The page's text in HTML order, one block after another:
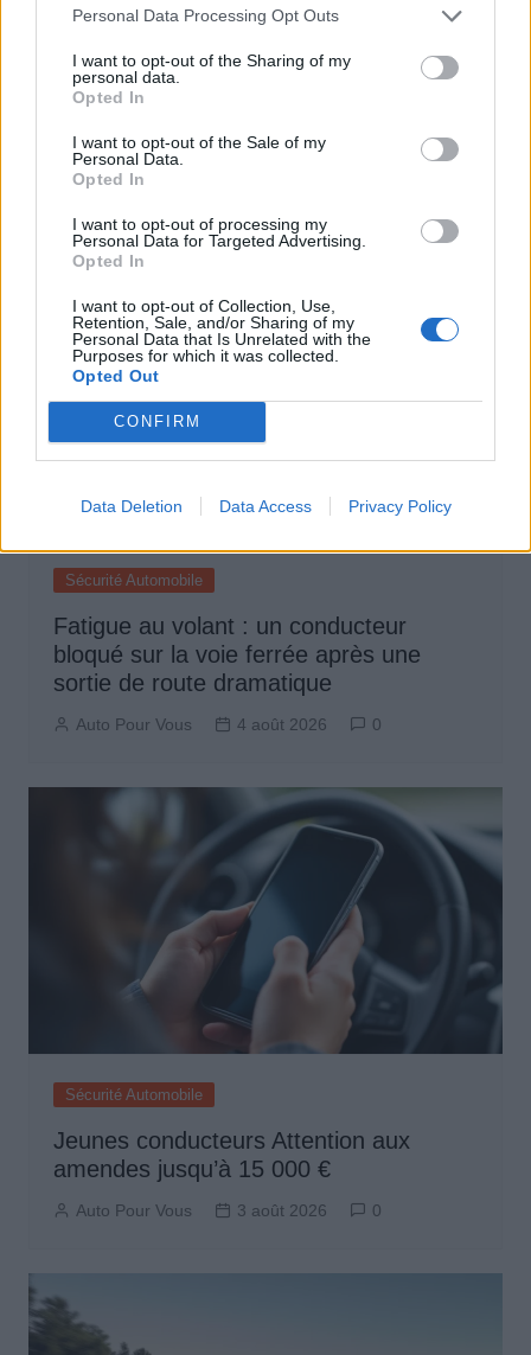
Personal Data Processing Opt Outs
I want to opt-out of the Sharing of my
personal data.
Opted In
I want to opt-out of the Sale of my
Personal Data.
Opted In
I want to opt-out of processing my
Personal Data for Targeted Advertising.
Opted In
I want to opt-out of Collection, Use,
Retention, Sale, and/or Sharing of my
Personal Data that Is Unrelated with the
Purposes for which it was collected.
Opted Out
CONFIRM
Data Deletion Data Access Privacy Policy
Sécurité Automobile
Catalogne lance un radar IA qui traque
téléphone et ceinture en conduisant
Sécurité Automobile
Fatigue au volant : un conducteur
bloqué sur la voie ferrée après une
sortie de route dramatique
Auto Pour Vous 4 août 2026 0
Sécurité Automobile
Jeunes conducteurs Attention aux
amendes jusqu’à 15 000 €
Auto Pour Vous 3 août 2026 0